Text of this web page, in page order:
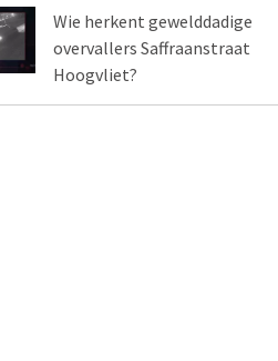
Wie herkent gewelddadige
overvallers Saffraanstraat
Hoogvliet?